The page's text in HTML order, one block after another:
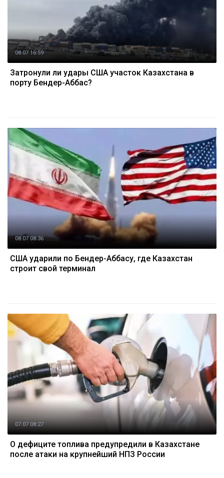
08.07 16:59
Затронули ли удары США участок Казахстана в
порту Бендер-Аббас?
08.07 08:36
США ударили по Бендер-Аббасу, где Казахстан
строит свой терминал
07.07 08:27
О дефиците топлива предупредили в Казахстане
после атаки на крупнейший НПЗ России